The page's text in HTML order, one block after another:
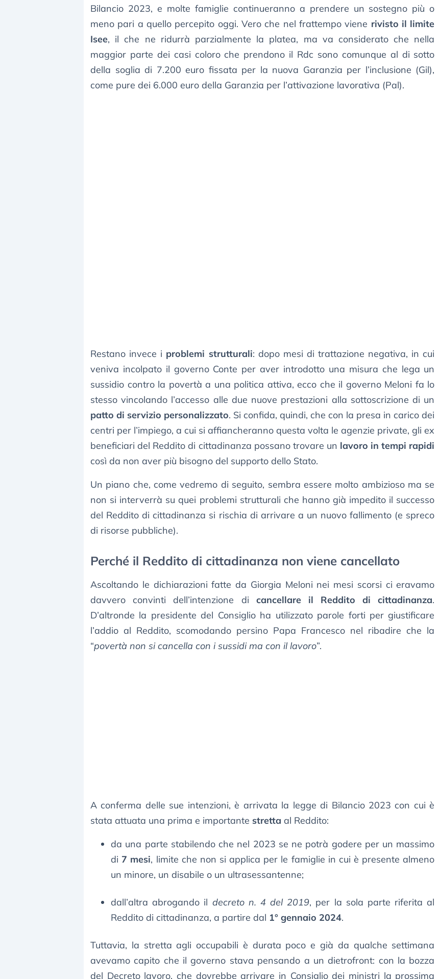
Bilancio 2023, e molte famiglie continueranno a prendere un sostegno più o
meno pari a quello percepito oggi. Vero che nel frattempo viene rivisto il limite
Isee, il che ne ridurrà parzialmente la platea, ma va considerato che nella
maggior parte dei casi coloro che prendono il Rdc sono comunque al di sotto
della soglia di 7.200 euro fissata per la nuova Garanzia per l’inclusione (Gil),
come pure dei 6.000 euro della Garanzia per l’attivazione lavorativa (Pal).
Restano invece i problemi strutturali: dopo mesi di trattazione negativa, in cui
veniva incolpato il governo Conte per aver introdotto una misura che lega un
sussidio contro la povertà a una politica attiva, ecco che il governo Meloni fa lo
stesso vincolando l’accesso alle due nuove prestazioni alla sottoscrizione di un
patto di servizio personalizzato. Si confida, quindi, che con la presa in carico dei
centri per l’impiego, a cui si affiancheranno questa volta le agenzie private, gli ex
beneficiari del Reddito di cittadinanza possano trovare un lavoro in tempi rapidi
così da non aver più bisogno del supporto dello Stato.
Un piano che, come vedremo di seguito, sembra essere molto ambizioso ma se
non si interverrà su quei problemi strutturali che hanno già impedito il successo
del Reddito di cittadinanza si rischia di arrivare a un nuovo fallimento (e spreco
di risorse pubbliche).
Perché il Reddito di cittadinanza non viene cancellato
Ascoltando le dichiarazioni fatte da Giorgia Meloni nei mesi scorsi ci eravamo
davvero convinti dell’intenzione di cancellare il Reddito di cittadinanza.
D’altronde la presidente del Consiglio ha utilizzato parole forti per giustificare
l’addio al Reddito, scomodando persino Papa Francesco nel ribadire che la
“povertà non si cancella con i sussidi ma con il lavoro”.
A conferma delle sue intenzioni, è arrivata la legge di Bilancio 2023 con cui è
stata attuata una prima e importante stretta al Reddito:
da una parte stabilendo che nel 2023 se ne potrà godere per un massimo
di 7 mesi, limite che non si applica per le famiglie in cui è presente almeno
un minore, un disabile o un ultrasessantenne;
dall’altra abrogando il decreto n. 4 del 2019, per la sola parte riferita al
Reddito di cittadinanza, a partire dal 1° gennaio 2024.
Tuttavia, la stretta agli occupabili è durata poco e già da qualche settimana
avevamo capito che il governo stava pensando a un dietrofront: con la bozza
del Decreto lavoro, che dovrebbe arrivare in Consiglio dei ministri la prossima